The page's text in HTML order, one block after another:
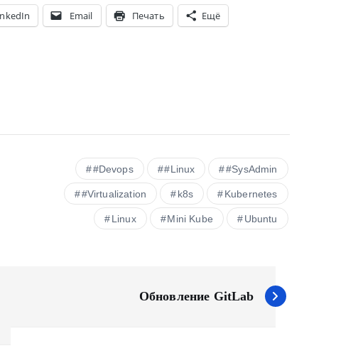
Email Печать Ещё
#Devops #Linux #SysAdmin
#Virtualization k8s Kubernetes
Linux Mini Kube Ubuntu
Обновление GitLab